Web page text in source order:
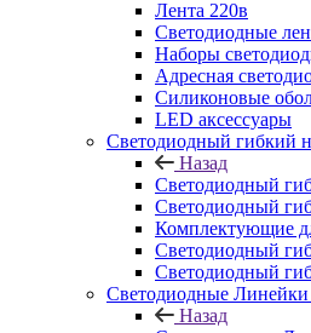
Лента 220в
Светодиодные
Наборы
Адресная
Силиконовые
LED аксессуары
Светодиодный гибкий
Назад
Светодиодный
Светодиодный
Комплектующие
Светодиодный
Светодиодный
Светодиодные Линейки
Назад